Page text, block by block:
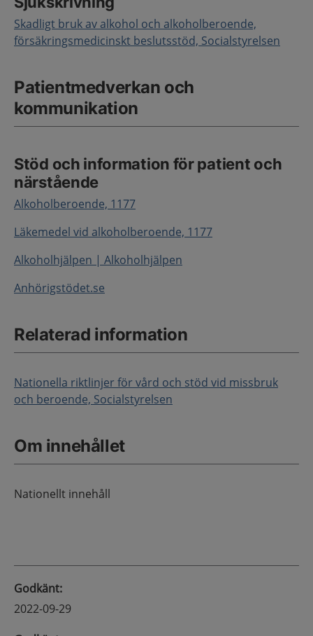
Skadligt bruk av alkohol och alkoholberoende,
försäkringsmedicinskt beslutsstöd, Socialstyrelsen
Patientmedverkan och
kommunikation
Stöd och information för patient och
närstående
Alkoholberoende, 1177
Läkemedel vid alkoholberoende, 1177
Alkoholhjälpen | Alkoholhjälpen
Anhörigstödet.se
Relaterad information
Nationella riktlinjer för vård och stöd vid missbruk
och beroende, Socialstyrelsen
Om innehållet
Nationellt innehåll
Godkänt:
2022-09-29